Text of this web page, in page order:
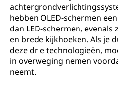
hebben OLED-schermen
dan LED-schermen, evenals
en brede kijkhoeken. Als je
deze drie technologieën,
in overweging nemen
neemt.